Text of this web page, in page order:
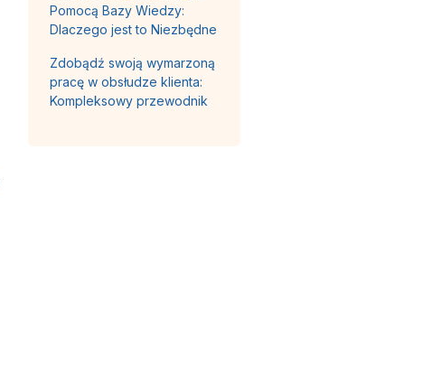
Pomocą Bazy Wiedzy:
Dlaczego jest to Niezbędne
Zdobądź swoją wymarzoną
pracę w obsłudze klienta:
Kompleksowy przewodnik